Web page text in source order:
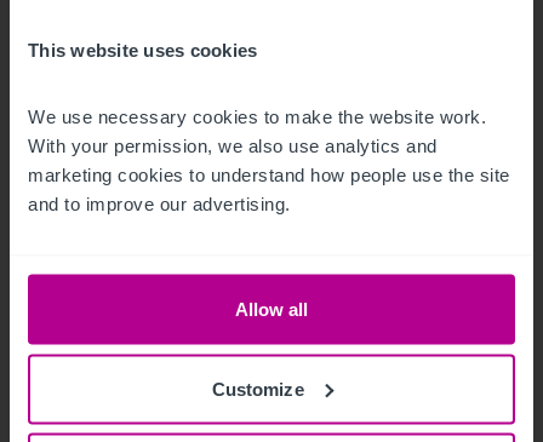
This website uses cookies
We use necessary cookies to make the website work.
With your permission, we also use analytics and
marketing cookies to understand how people use the site
and to improve our advertising.
Allow all
Customize
Pressemitteilungen Hotels